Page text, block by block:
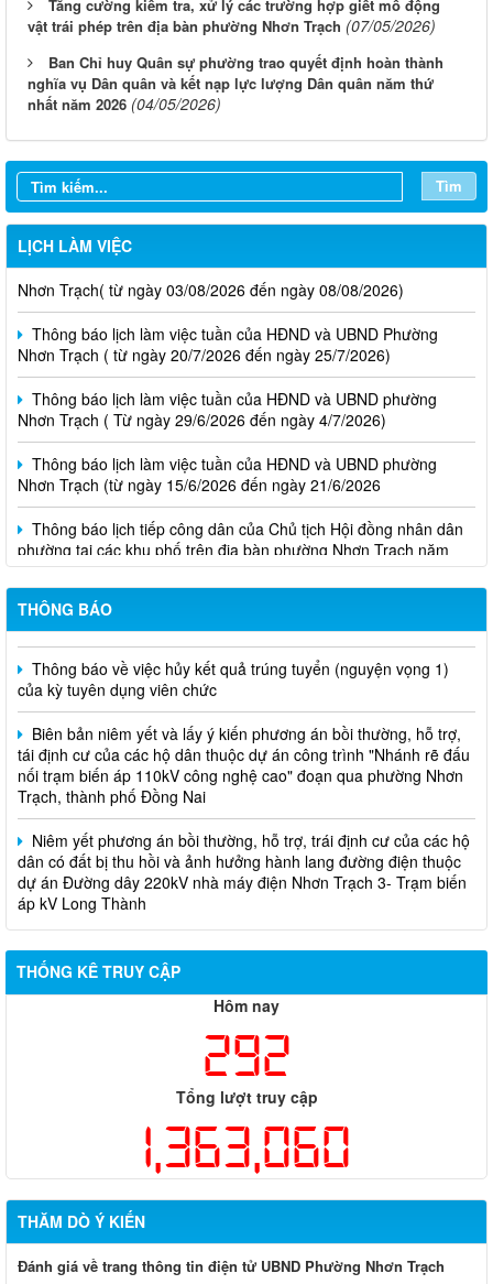
Tăng cường kiểm tra, xử lý các trường hợp giết mổ động
vật trái phép trên địa bàn phường Nhơn Trạch (07/05/2026)
Ban Chỉ huy Quân sự phường trao quyết định hoàn thành
nghĩa vụ Dân quân và kết nạp lực lượng Dân quân năm thứ
nhất năm 2026 (04/05/2026)
Tìm
LỊCH LÀM VIỆC
Thông báo lịch làm việc tuần của HĐND và UBND phường
Nhơn Trạch( từ ngày 03/08/2026 đến ngày 08/08/2026)
Thông báo lịch làm việc tuần của HĐND và UBND Phường
Nhơn Trạch ( từ ngày 20/7/2026 đến ngày 25/7/2026)
Thông báo lịch làm việc tuần của HĐND và UBND phường
Nhơn Trạch ( Từ ngày 29/6/2026 đến ngày 4/7/2026)
Thông báo lịch làm việc tuần của HĐND và UBND phường
Nhơn Trạch (từ ngày 15/6/2026 đến ngày 21/6/2026
Thông báo lịch tiếp công dân của Chủ tịch Hội đồng nhân dân
phường tại các khu phố trên địa bàn phường Nhơn Trạch năm
2026
THÔNG BÁO
Niêm yết phương án bồi thường, hỗ trợ, tái định cư
Thông báo về việc hủy kết quả trúng tuyển (nguyện vọng 1)
của kỳ tuyên dụng viên chức
Biên bản niêm yết và lấy ý kiến phương án bồi thường, hỗ trợ,
tái định cư của các hộ dân thuộc dự án công trình "Nhánh rẽ đấu
nối trạm biến áp 110kV công nghệ cao" đoạn qua phường Nhơn
Trạch, thành phố Đồng Nai
Niêm yết phương án bồi thường, hỗ trợ, trái định cư của các hộ
dân có đất bị thu hồi và ảnh hưởng hành lang đường điện thuộc
dự án Đường dây 220kV nhà máy điện Nhơn Trạch 3- Trạm biến
áp kV Long Thành
đường 25B cũ đoạn từ Trung tâm huyện Nhơn Trạch ra Quốc lộ
51, huyện Long Thành và huyện Nhơn Trạch
THỐNG KÊ TRUY CẬP
Hôm nay
292
Tổng lượt truy cập
1,363,060
THĂM DÒ Ý KIẾN
Đánh giá về trang thông tin điện tử UBND Phường Nhơn Trạch